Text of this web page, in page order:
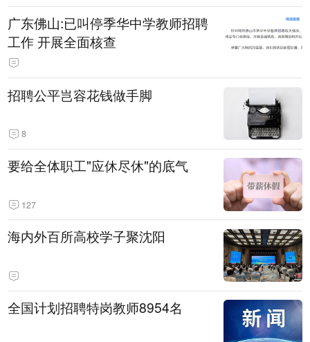
广东佛山:已叫停季华中学教师招聘
工作 开展全面核查
招聘公平岂容花钱做手脚
8
要给全体职工"应休尽休"的底气
127
海内外百所高校学子聚沈阳
全国计划招聘特岗教师8954名